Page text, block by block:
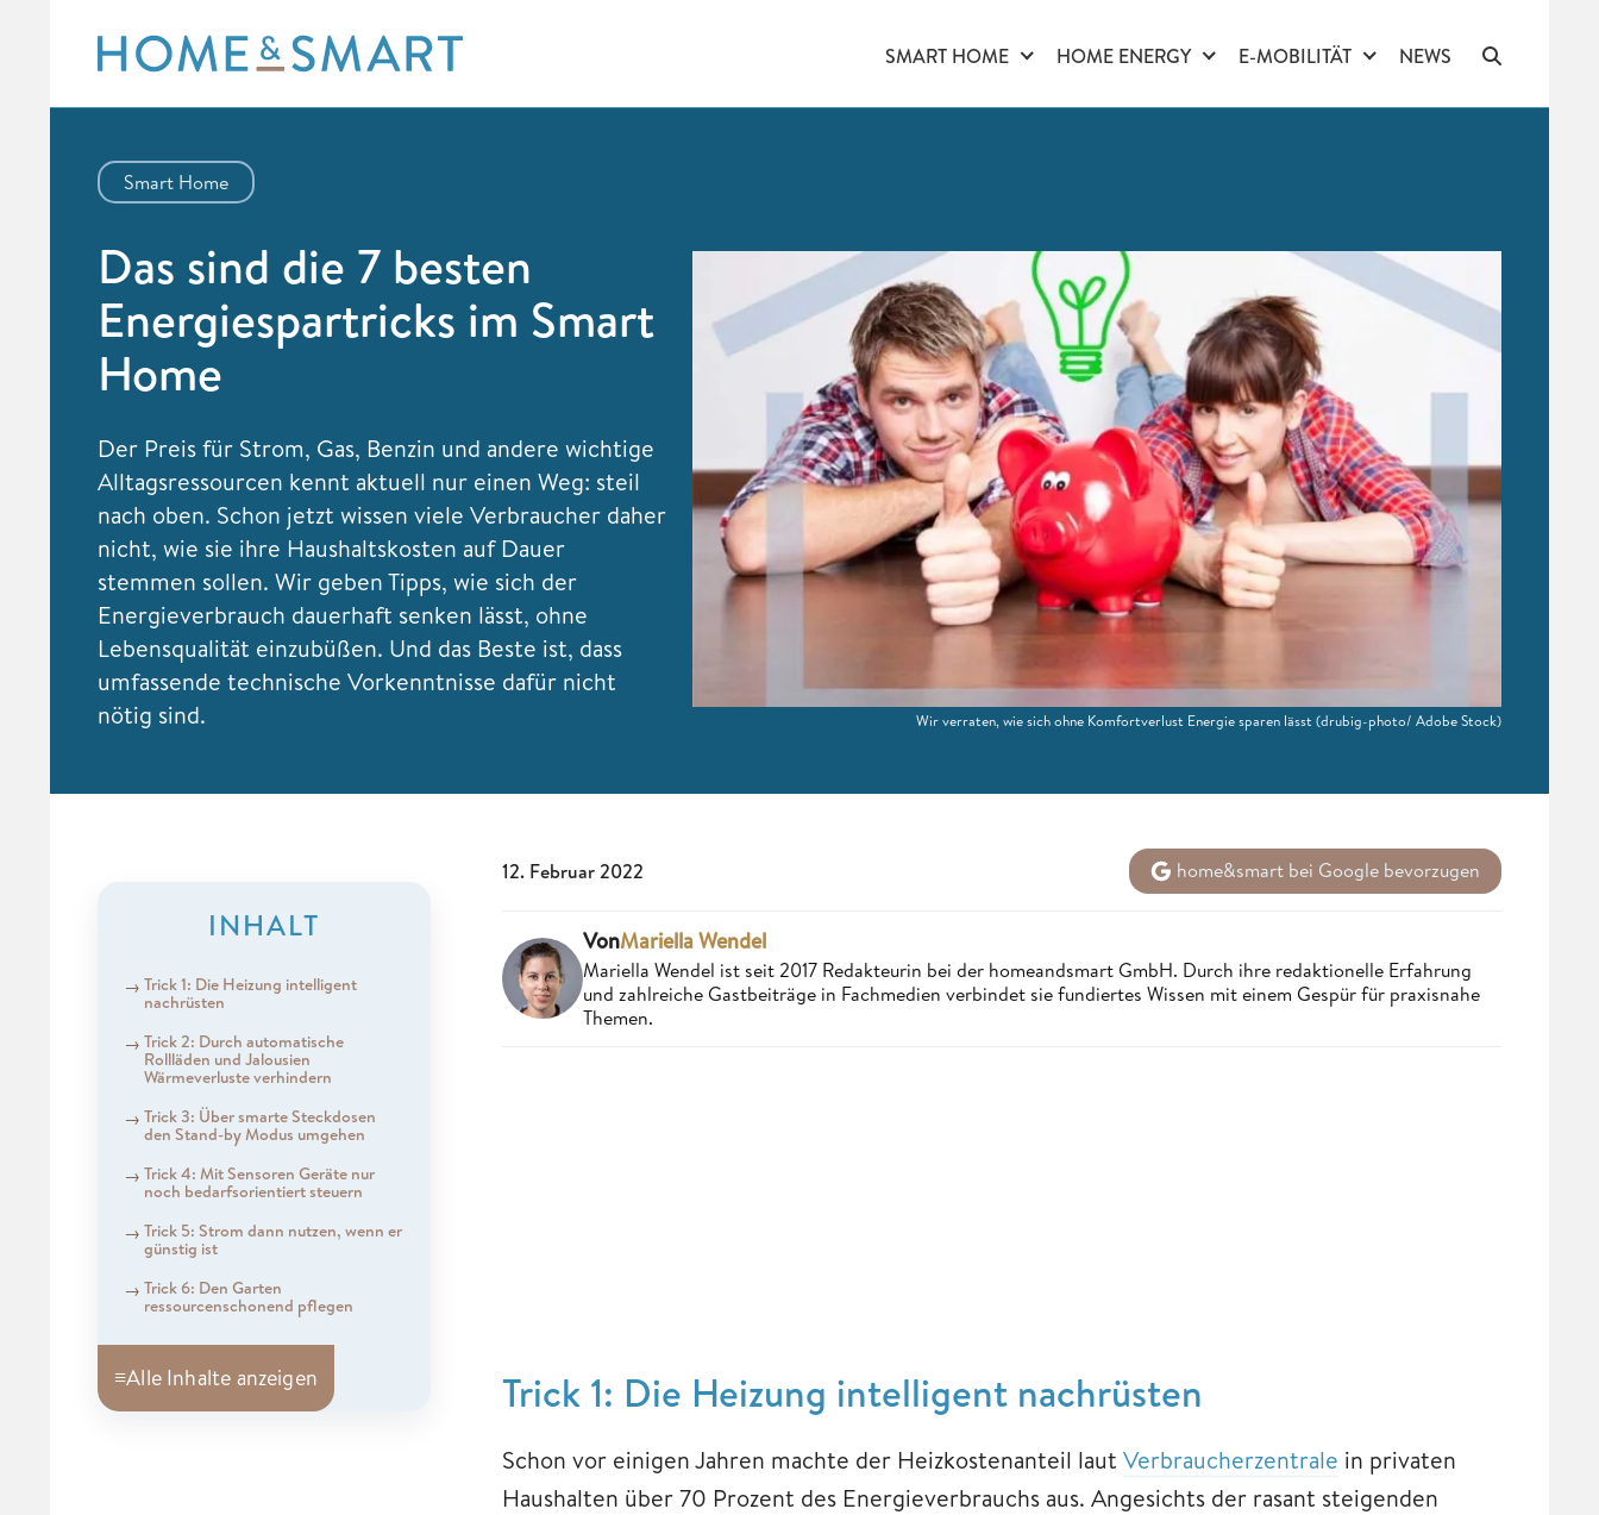
content
SMART HOME HOME ENERGY E-MOBILITÄT NEWS
Smart Home
Das sind die 7 besten
Energiespartricks im Smart
Home
Der Preis für Strom, Gas, Benzin und andere wichtige
Alltagsressourcen kennt aktuell nur einen Weg: steil
nach oben. Schon jetzt wissen viele Verbraucher daher
nicht, wie sie ihre Haushaltskosten auf Dauer
stemmen sollen. Wir geben Tipps, wie sich der
Energieverbrauch dauerhaft senken lässt, ohne
Lebensqualität einzubüßen. Und das Beste ist, dass
umfassende technische Vorkenntnisse dafür nicht
nötig sind.
Wir verraten, wie sich ohne Komfortverlust Energie sparen lässt (drubig-photo/ Adobe Stock)
INHALT
Trick 1: Die Heizung intelligent
nachrüsten
Trick 2: Durch automatische
Rollläden und Jalousien
Wärmeverluste verhindern
Trick 3: Über smarte Steckdosen
den Stand-by Modus umgehen
Trick 4: Mit Sensoren Geräte nur
noch bedarfsorientiert steuern
Trick 5: Strom dann nutzen, wenn er
günstig ist
Trick 6: Den Garten
ressourcenschonend pflegen
≡Alle Inhalte anzeigen
12. Februar 2022 home&smart bei Google bevorzugen
VonMariella Wendel
Mariella Wendel ist seit 2017 Redakteurin bei der homeandsmart GmbH. Durch ihre redaktionelle Erfahrung
und zahlreiche Gastbeiträge in Fachmedien verbindet sie fundiertes Wissen mit einem Gespür für praxisnahe
Themen.
Trick 1: Die Heizung intelligent nachrüsten
Schon vor einigen Jahren machte der Heizkostenanteil laut Verbraucherzentrale in privaten
Haushalten über 70 Prozent des Energieverbrauchs aus. Angesichts der rasant steigenden